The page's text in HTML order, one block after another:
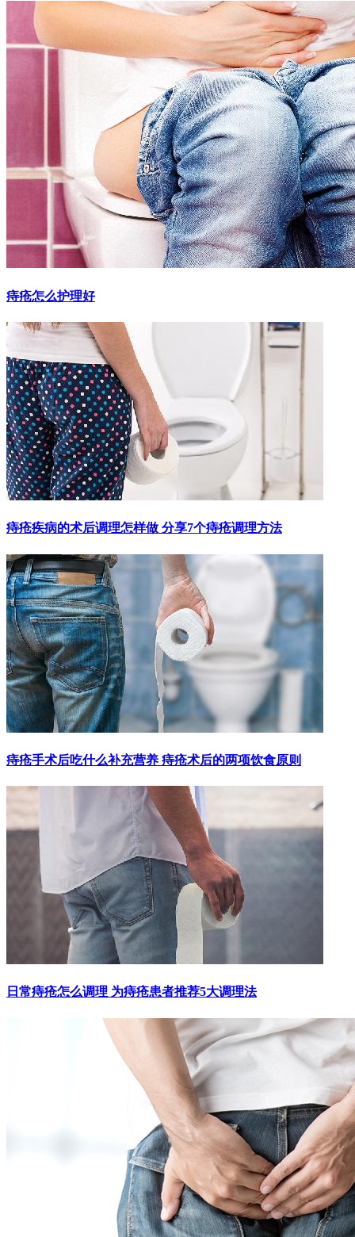
痔疮怎么护理好
痔疮疾病的术后调理怎样做 分享7个痔疮调理方法
痔疮手术后吃什么补充营养 痔疮术后的两项饮食原则
日常痔疮怎么调理 为痔疮患者推荐5大调理法